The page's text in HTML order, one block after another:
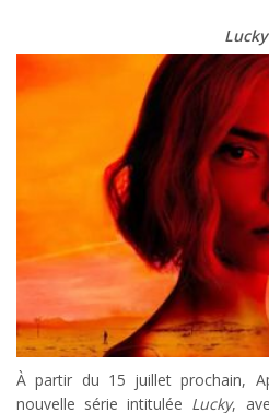
Lucky
À partir du 15 juillet prochain,
nouvelle série intitulée Lucky,